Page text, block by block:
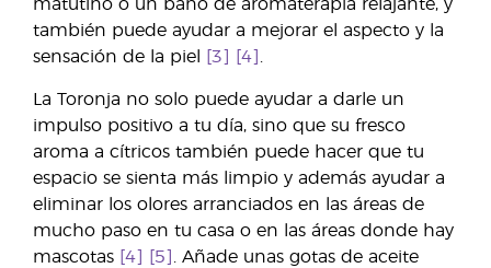
matutino o un baño de aromaterapia relajante, y
también puede ayudar a mejorar el aspecto y la
sensación de la piel
[3] [4] .
La Toronja no solo puede ayudar a darle un
impulso positivo a tu día, sino que su fresco
aroma a cítricos también puede hacer que tu
espacio se sienta más limpio y además ayudar a
eliminar los olores arranciados en las áreas de
mucho paso en tu casa o en las áreas donde hay
mascotas
[4] [5] . Añade unas gotas de aceite